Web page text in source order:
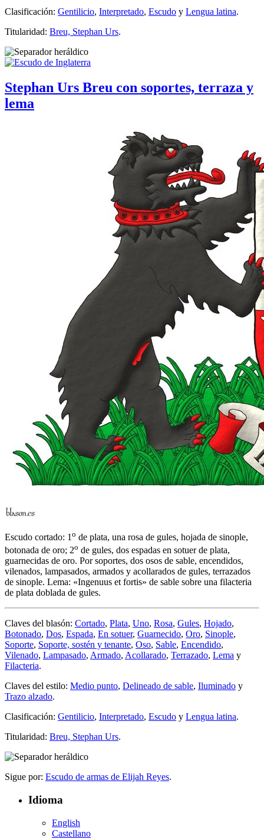
Clasificación: Gentilicio, Interpretado, Escudo y Lengua latina.
Titularidad: Breu, Stephan Urs.
Stephan Urs Breu con soportes, terraza y
lema
Escudo cortado: 1 o de plata, una rosa de gules, hojada de sinople,
botonada de oro; 2o de gules, dos espadas en sotuer de plata,
guarnecidas de oro. Por soportes, dos osos de sable, encendidos,
vilenados, lampasados, armados y acollarados de gules, terrazados
de sinople. Lema: «Ingenuus et fortis» de sable sobre una filacteria
de plata doblada de gules.
Claves del blasón: Cortado, Plata, Uno, Rosa, Gules, Hojado,
Botonado, Dos, Espada, En sotuer, Guarnecido, Oro, Sinople,
Soporte, Soporte, sostén y tenante, Oso, Sable, Encendido,
Vilenado, Lampasado, Armado, Acollarado, Terrazado, Lema y
Filacteria.
Claves del estilo: Medio punto, Delineado de sable, Iluminado y
Trazo alzado.
Clasificación: Gentilicio, Interpretado, Escudo y Lengua latina.
Titularidad: Breu, Stephan Urs.
Sigue por: Escudo de armas de Elijah Reyes.
Idioma
English
Castellano